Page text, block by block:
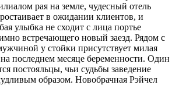
рая на земле, чудесный отель
в ожидании клиентов, и
улыбка не сходит с лица портье
встречающего новый заезд. Рядом с
у стойки присутствует милая
последнем месяце беременности. Один
постояльцы, чьи судьбы заведение
образом. Новобрачная Рэйчел